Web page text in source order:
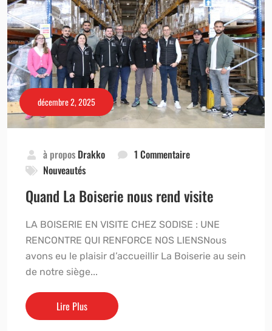
décembre 2, 2025
à propos Drakko
1 Commentaire
Nouveautés
Quand La Boiserie nous rend visite
LA BOISERIE EN VISITE CHEZ SODISE : UNE
RENCONTRE QUI RENFORCE NOS LIENSNous
avons eu le plaisir d’accueillir La Boiserie au sein
de notre siège...
Lire Plus